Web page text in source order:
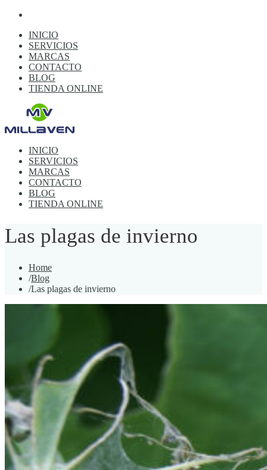
INICIO
SERVICIOS
MARCAS
CONTACTO
BLOG
TIENDA ONLINE
INICIO
SERVICIOS
MARCAS
CONTACTO
BLOG
TIENDA ONLINE
Las plagas de invierno
Home
/Blog
/Las plagas de invierno